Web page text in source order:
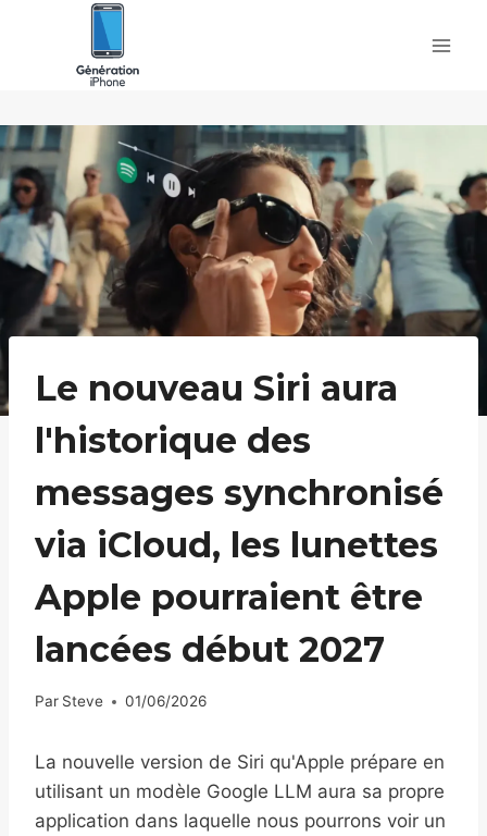
Le nouveau Siri aura
l'historique des
messages synchronisé
via iCloud, les lunettes
Apple pourraient être
lancées début 2027
Par Steve 01/06/2026
La nouvelle version de Siri qu'Apple prépare en
utilisant un modèle Google LLM aura sa propre
application dans laquelle nous pourrons voir un